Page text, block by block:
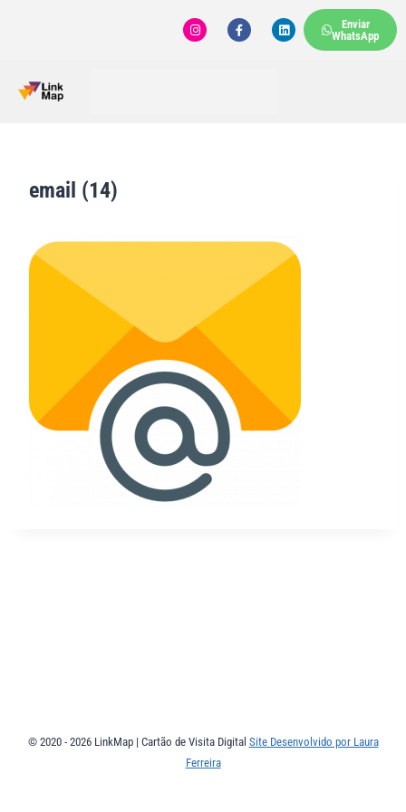
Enviar
WhatsApp
email (14)
© 2020 - 2026 LinkMap | Cartão de Visita Digital Site Desenvolvido por Laura
Ferreira